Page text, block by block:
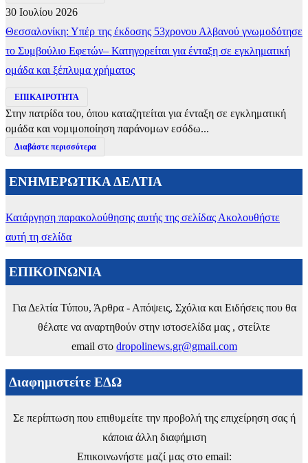
30 Ιουλίου 2026
Θεσσαλονίκη: Υπέρ της έκδοσης 53χρονου Αλβανού γνωμοδότησε
το Συμβούλιο Εφετών– Κατηγορείται για ένταξη σε εγκληματική
ομάδα και ξέπλυμα χρήματος
ΕΠΙΚΑΙΡΟΤΗΤΑ
Στην πατρίδα του, όπου καταζητείται για ένταξη σε εγκληματική
ομάδα και νομιμοποίηση παράνομων εσόδω...
Διαβάστε περισσότερα
ΕΝΗΜΕΡΩΤΙΚΑ ΔΕΛΤΙΑ
Κατάργηση παρακολούθησης αυτής της σελίδας Ακολουθήστε
αυτή τη σελίδα
ΕΠΙΚΟΙΝΩΝΙΑ
Για Δελτία Τύπου, Άρθρα - Απόψεις, Σχόλια και Ειδήσεις που θα
θέλατε να αναρτηθούν στην ιστοσελίδα μας , στείλτε
email στο dropolinews.gr@gmail.com
Διαφημιστείτε ΕΔΩ
Σε περίπτωση που επιθυμείτε την προβολή της επιχείρηση σας ή
κάποια άλλη διαφήμιση
Επικοινωνήστε μαζί μας στο email: